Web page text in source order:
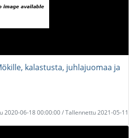
kalastusta, juhlajuomaa ja
2020-06-18 00:00:00 / Tallennettu 2021-05-11